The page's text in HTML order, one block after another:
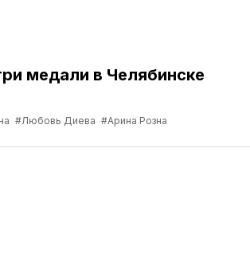
медали в Челябинске
#Любовь Диева #Арина Розна